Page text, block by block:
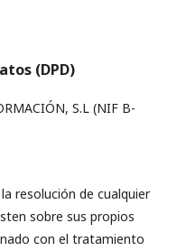
(DPD)
S.L (NIF B-
resolución de cualquier
sobre sus propios
con el tratamiento